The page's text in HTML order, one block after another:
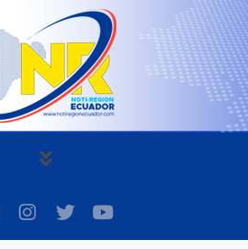
Menú
I
n
s
T
w
i
Y
o
u